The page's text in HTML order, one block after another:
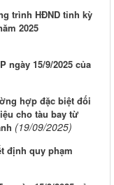
trình HĐND tỉnh kỳ
2025
ngày 15/9/2025 của
hợp đặc biệt đối
cho tàu bay từ
(19/09/2025)
định quy phạm